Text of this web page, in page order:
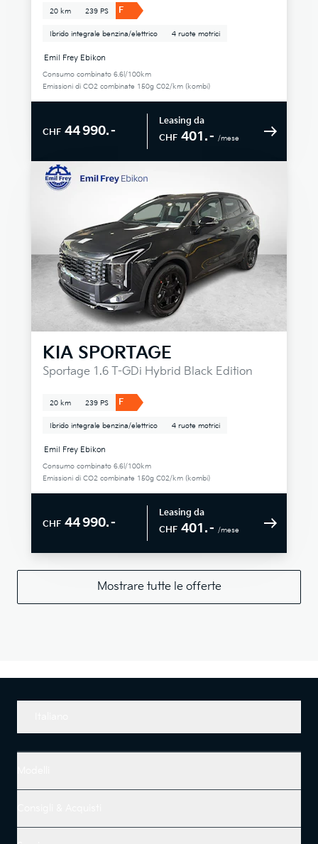
20 km 239 PS F
Ibrido integrale benzina/elettrico 4 ruote motrici
Emil Frey Ebikon
Consumo combinato 6.6l/100km
Emissioni di CO2 combinate 150g C02/km (kombi)
CHF 44 990.–
Leasing da
CHF 401.– /mese
KIA SPORTAGE
Sportage 1.6 T-GDi Hybrid Black Edition
20 km 239 PS F
Ibrido integrale benzina/elettrico 4 ruote motrici
Emil Frey Ebikon
Consumo combinato 6.6l/100km
Emissioni di CO2 combinate 150g C02/km (kombi)
CHF 44 990.–
Leasing da
CHF 401.– /mese
Mostrare tutte le offerte